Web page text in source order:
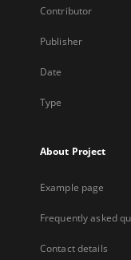
Contributor
Publisher
Date
Type
About Project
Example page
Frequently asked
Contact details